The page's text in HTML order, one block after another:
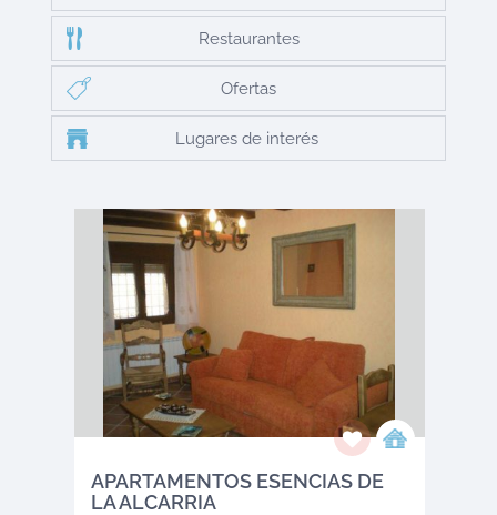
Restaurantes
Ofertas
Lugares de interés
APARTAMENTOS ESENCIAS DE
LA ALCARRIA